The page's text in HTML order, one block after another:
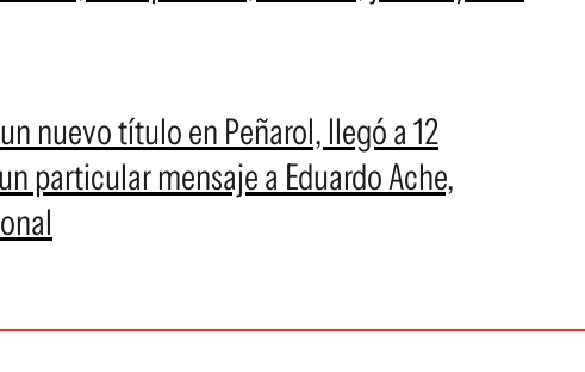
nuevo título en Peñarol, llegó a 12
particular mensaje a Eduardo Ache,